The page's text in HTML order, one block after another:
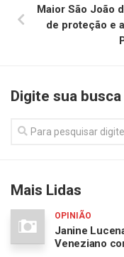
Maior São João
de proteção e
Digite sua busca
Mais Lidas
OPINIÃO
Janine
Veneziano